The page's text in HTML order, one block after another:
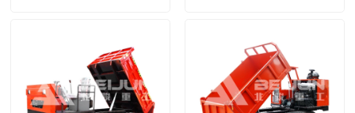
รายชื่อผู้ติดต่อ